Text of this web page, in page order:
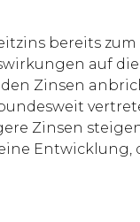
bereits
auf
Zinsen
Zinsen
Entwicklung,